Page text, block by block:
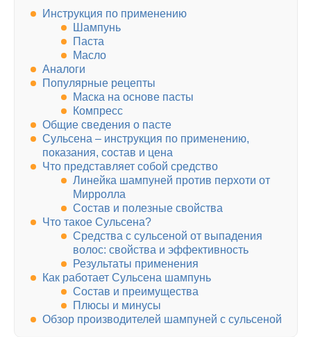
Инструкция по применению
Шампунь
Паста
Масло
Аналоги
Популярные рецепты
Маска на основе пасты
Компресс
Общие сведения о пасте
Сульсена – инструкция по применению,
показания, состав и цена
Что представляет собой средство
Линейка шампуней против перхоти от
Мирролла
Состав и полезные свойства
Что такое Сульсена?
Средства с сульсеной от выпадения
волос: свойства и эффективность
Результаты применения
Как работает Сульсена шампунь
Состав и преимущества
Плюсы и минусы
Обзор производителей шампуней с сульсеной